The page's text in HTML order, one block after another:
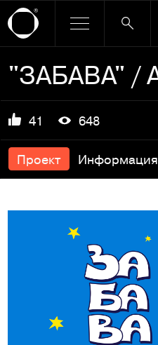
41 648
Проект Информация